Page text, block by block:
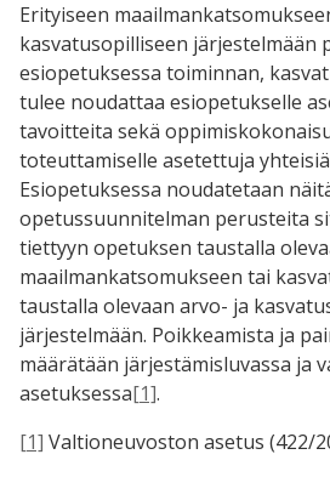
Erityiseen
kasvatusopilliseen järjestelmään
esiopetuksessa toiminnan,
tulee noudattaa esiopetukselle
tavoitteita sekä
toteuttamiselle asetettuja
Esiopetuksessa noudatetaan
opetussuunnitelman perusteita
tiettyyn opetuksen taustalla
maailmankatsomukseen tai
taustalla olevaan arvo- ja
järjestelmään. Poikkeamista ja
määrätään järjestämisluvassa ja
asetuksessa[1].
[1] Valtioneuvoston asetus (422/